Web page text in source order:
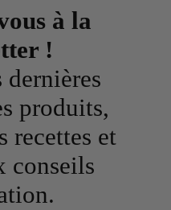
à la
!
dernières
produits,
recettes et
conseils